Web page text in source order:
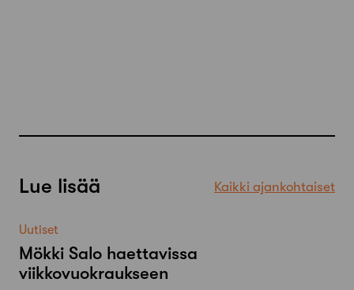
Lue lisää Kaikki ajankohtaiset
Uutiset
Mökki Salo haettavissa
viikkovuokraukseen